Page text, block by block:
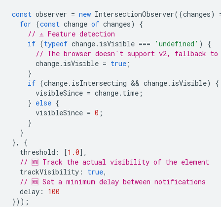
const observer = new IntersectionObserver((changes)
for (const change of changes)
{
// ⚠️ Feature detection
if (typeof change. isVisible === 'undefined' )
{
// The browser doesn't support v2, fallback to
change. isVisible = true ;
}
if (change. isIntersecting && change. isVisible)
{
visibleSince = change. time ;
} else {
visibleSince = 0 ;
}
}
},
{
threshold : [1.0],
// 🆕 Track the actual visibility of the element
trackVisibility : true,
// 🆕 Set a minimum delay between notifications
delay :
100
}));